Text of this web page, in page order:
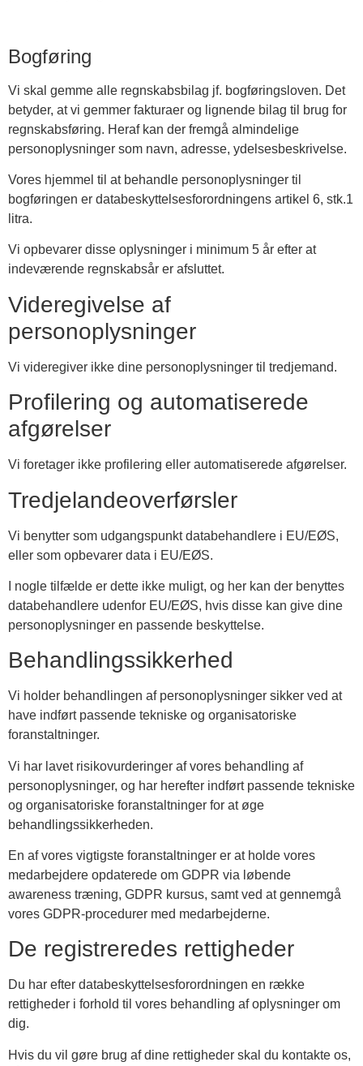
Bogføring
Vi skal gemme alle regnskabsbilag jf. bogføringsloven. Det
betyder, at vi gemmer fakturaer og lignende bilag til brug for
regnskabsføring. Heraf kan der fremgå almindelige
personoplysninger som navn, adresse, ydelsesbeskrivelse.
Vores hjemmel til at behandle personoplysninger til
bogføringen er databeskyttelsesforordningens artikel 6, stk.1
litra.
Vi opbevarer disse oplysninger i minimum 5 år efter at
indeværende regnskabsår er afsluttet.
Videregivelse af
personoplysninger
Vi videregiver ikke dine personoplysninger til tredjemand.
Profilering og automatiserede
afgørelser
Vi foretager ikke profilering eller automatiserede afgørelser.
Tredjelandeoverførsler
Vi benytter som udgangspunkt databehandlere i EU/EØS,
eller som opbevarer data i EU/EØS.
I nogle tilfælde er dette ikke muligt, og her kan der benyttes
databehandlere udenfor EU/EØS, hvis disse kan give dine
personoplysninger en passende beskyttelse.
Behandlingssikkerhed
Vi holder behandlingen af personoplysninger sikker ved at
have indført passende tekniske og organisatoriske
foranstaltninger.
Vi har lavet risikovurderinger af vores behandling af
personoplysninger, og har herefter indført passende tekniske
og organisatoriske foranstaltninger for at øge
behandlingssikkerheden.
En af vores vigtigste foranstaltninger er at holde vores
medarbejdere opdaterede om GDPR via løbende
awareness træning, GDPR kursus, samt ved at gennemgå
vores GDPR-procedurer med medarbejderne.
De registreredes rettigheder
Du har efter databeskyttelsesforordningen en række
rettigheder i forhold til vores behandling af oplysninger om
dig.
Hvis du vil gøre brug af dine rettigheder skal du kontakte os,